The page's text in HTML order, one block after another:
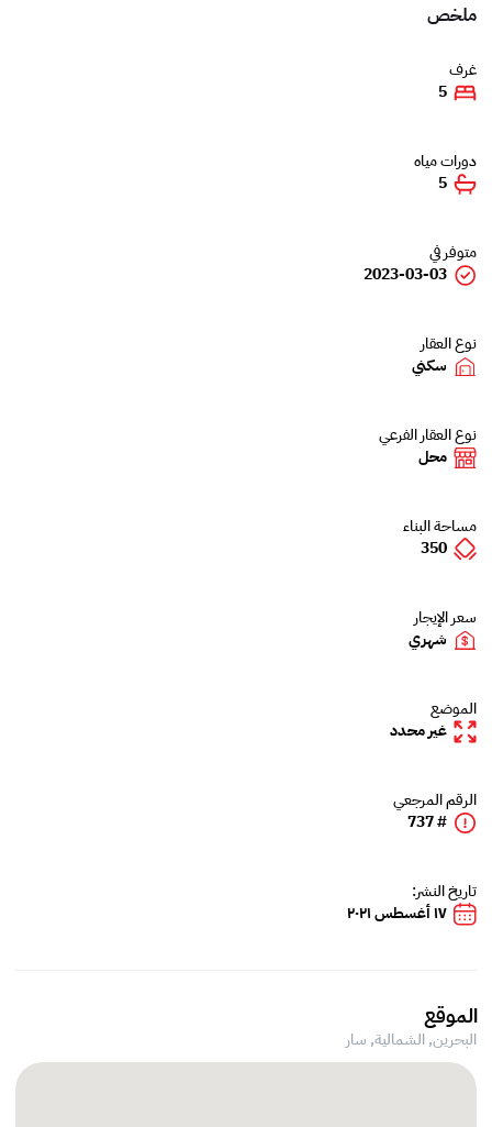
ملخص
غرف
5
دورات مياه
5
متوفر في
2023-03-03
نوع العقار
سكني
نوع العقار الفرعي
محل
مساحة البناء
350
سعر الإيجار
شهري
الموضع
غير محدد
الرقم المرجعي
# 737
تاريخ النشر:
١٧ أغسطس ٢٠٢١
الموقع
البحرين, الشمالية, سار